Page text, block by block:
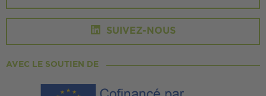
SUIVEZ-NOUS
AVEC LE SOUTIEN DE